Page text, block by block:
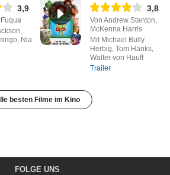
3,9
Nia
3,8
Von Andrew Stanton,
McKenna Harris
Mit Michael Bully
Herbig, Tom Hanks,
Walter von Hauff
Trailer
besten Filme im Kino
FOLGE UNS